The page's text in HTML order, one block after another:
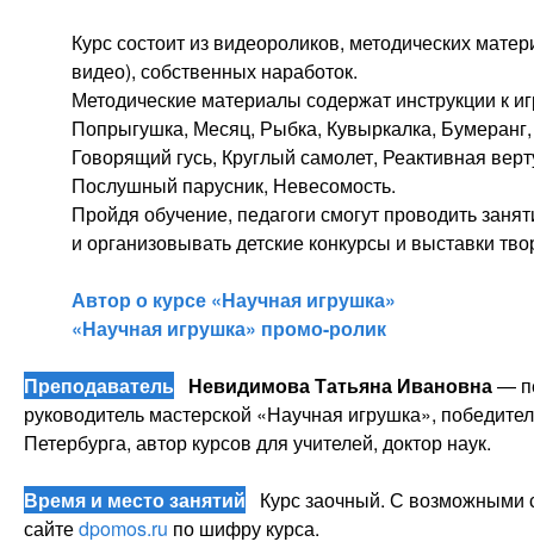
Курс состоит из видеороликов, методических
видео), собственных наработок.
Методические материалы содержат инструкции к
Попрыгушка, Месяц, Рыбка, Кувыркалка,
Говорящий гусь, Круглый самолет, Реактивная
Послушный парусник, Невесомость.
Пройдя обучение, педагоги смогут проводить
и организовывать детские конкурсы и выставки
Автор о курсе «Научная игрушка»
«Научная игрушка» промо-ролик
Преподаватель Невидимова Татьяна Ивановна—
руководитель мастерской «Научная игрушка»,
Петербурга, автор курсов для учителей, доктор наук.
Время и место занятий Курс заочный. С возможными
сайтеdpomos.ru по шифру курса.